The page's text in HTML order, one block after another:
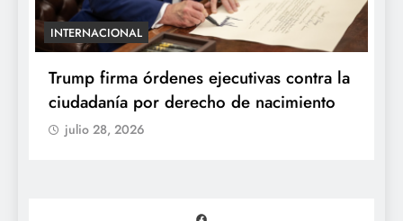
órdenes ejecutivas contra la
por derecho de nacimiento
ENTRETENIMIENTO
“Yanet es
reacciona al